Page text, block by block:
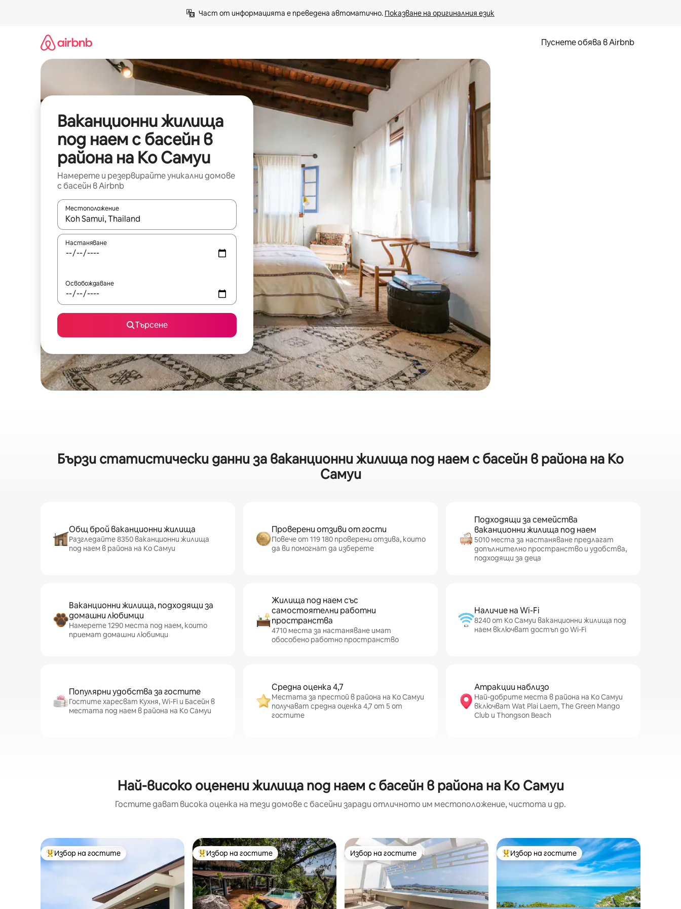
Част от информацията е преведена автоматично. Показване на оригиналния език
Пуснете обява в Airbnb
Ваканционни жилища
под наем с басейн в
района на Ко Самуи
Намерете и резервирайте уникални домове
с басейн в Airbnb
Местоположение
Когато резултатите се покажат, използвайте клавишите със стрелки нагоре и надолу или навигирайте с докосване или плъзгане.
Настаняване
Освобождаване
Търсене
Бързи статистически данни за ваканционни жилища под наем с басейн в района на Ко
Самуи
Общ брой ваканционни жилища
Разгледайте 8350 ваканционни жилища
под наем в района на Ко Самуи
Проверени отзиви от гости
Повече от 119 180 проверени отзива, които
да ви помогнат да изберете
Подходящи за семейства
ваканционни жилища под наем
5010 места за настаняване предлагат
допълнително пространство и удобства,
подходящи за деца
Ваканционни жилища, подходящи за
домашни любимци
Намерете 1290 места под наем, които
приемат домашни любимци
Жилища под наем със
самостоятелни работни
пространства
4710 места за настаняване имат
обособено работно пространство
Наличие на Wi-Fi
8240 от Ко Самуи ваканционни жилища под
наем включват достъп до Wi-Fi
Популярни удобства за гостите
Гостите харесват Кухня, Wi-Fi и Басейн в
местата под наем в района на Ко Самуи
Средна оценка 4,7
Местата за престой в района на Ко Самуи
получават средна оценка 4,7 от 5 от
гостите
Атракции наблизо
Най-добрите места в района на Ко Самуи
включват Wat Plai Laem, The Green Mango
Club и Thongson Beach
Най-високо оценени жилища под наем с басейн в района на Ко Самуи
Гостите дават висока оценка на тези домове с басейни заради отличното им местоположение, чистота и др.
Най-популярен избор на гостите
Избор на гостите Най-популярен избор на гостите
Избор на гостите Избор на гостите
Избор на гостите Най-популярен избор на гостите
Избор на гостите